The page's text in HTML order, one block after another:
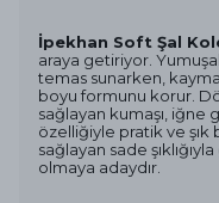
İpekhan Soft Şal
araya getiriyor.
temas sunarken,
boyu formunu korur.
sağlayan kumaşı,
özelliğiyle pratik ve şık
sağlayan sade
olmaya adaydır.